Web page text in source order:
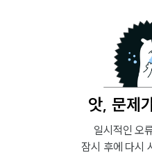
앗, 문제
일시적인 오
잠시 후에 다시